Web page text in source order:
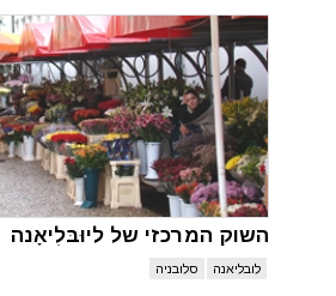
השוק המרכזי של ליוּבּלִיאָנה
לובליאנה סלובניה